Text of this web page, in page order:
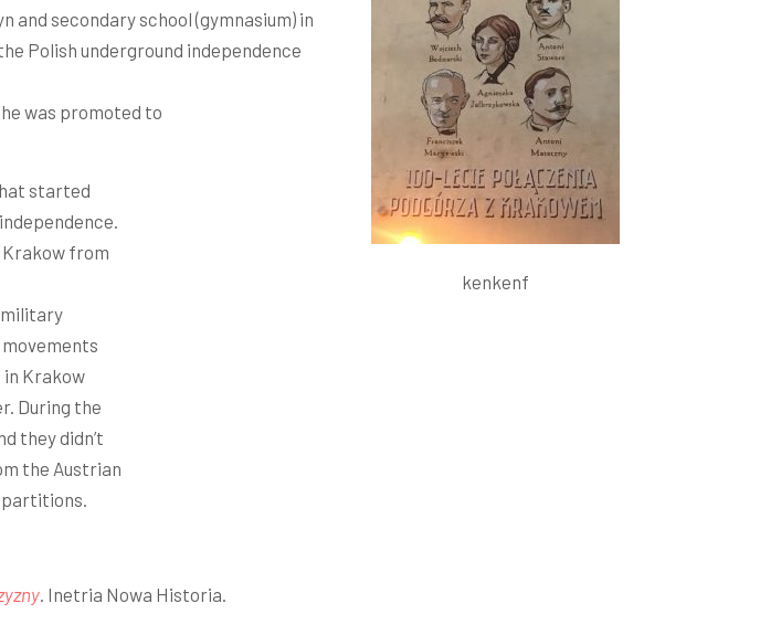
kenkenf
secondary school (gymnasium) in
Polish underground independence
was promoted to
started
Krakow from
Krakow
During the
they didn’t
the Austrian
. Inetria Nowa Historia.